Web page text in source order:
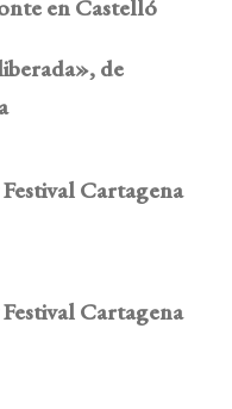
en Castelló
de
Cartagena
Cartagena